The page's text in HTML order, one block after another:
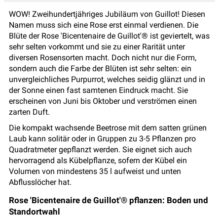
WOW! Zweihundertjähriges Jubiläum von Guillot! Diesen
Namen muss sich eine Rose erst einmal verdienen. Die
Blüte der Rose 'Bicentenaire de Guillot'® ist geviertelt, was
sehr selten vorkommt und sie zu einer Rarität unter
diversen Rosensorten macht. Doch nicht nur die Form,
sondern auch die Farbe der Blüten ist sehr selten: ein
unvergleichliches Purpurrot, welches seidig glänzt und in
der Sonne einen fast samtenen Eindruck macht. Sie
erscheinen von Juni bis Oktober und verströmen einen
zarten Duft.
Die kompakt wachsende Beetrose mit dem satten grünen
Laub kann solitär oder in Gruppen zu 3-5 Pflanzen pro
Quadratmeter gepflanzt werden. Sie eignet sich auch
hervorragend als Kübelpflanze, sofern der Kübel ein
Volumen von mindestens 35 l aufweist und unten
Abflusslöcher hat.
Rose 'Bicentenaire de Guillot'® pflanzen: Boden und
Standortwahl